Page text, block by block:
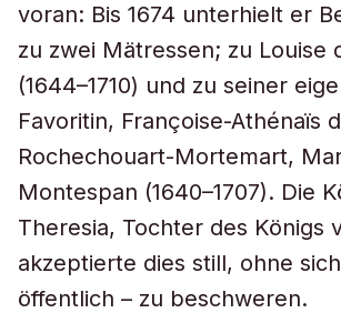
voran: Bis 1674 unterhielt er
zu zwei Mätressen; zu Louise
(1644–1710) und zu seiner
Favoritin, Françoise-Athénaïs
Rochechouart-Mortemart,
Montespan (1640–1707). Die
Theresia, Tochter des Königs
akzeptierte dies still, ohne
öffentlich – zu beschweren.